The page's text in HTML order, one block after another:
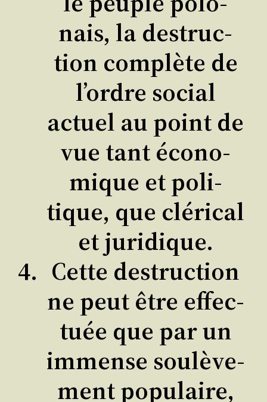
nais, la des­truc­
tion com­plète de
l’ordre social
actuel au point de
vue tant éco­no­
mique et poli­
tique, que clé­ri­cal
et juridique.
Cette des­truc­tion
ne peut être effec­
tuée que par un
immense sou­lè­ve­
ment popu­laire,